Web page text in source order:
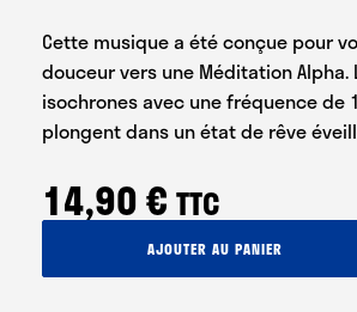
Cette musique a été conçue pour
douceur vers une Méditation Alpha.
isochrones avec une fréquence de
plongent dans un état de rêve
14,90€ TTC
AJOUTER AU PANIER